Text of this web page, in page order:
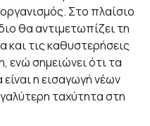
Στο πλαίσιο
θα αντιμετωπίζει τη
και τις καθυστερήσεις
ενώ σημειώνει ότι τα
η εισαγωγή νέων
ταχύτητα στη